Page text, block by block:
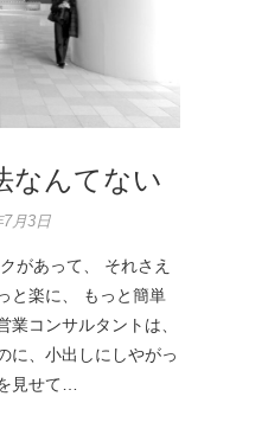
なんてない
月3日
があって、 それさえ
と楽に、 もっと簡単
業コンサルタントは、
に、小出しにしやがっ
見せて…